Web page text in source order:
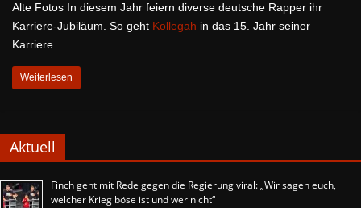
Alte Fotos In diesem Jahr feiern diverse deutsche Rapper ihr
Karriere-Jubiläum. So geht Kollegah in das 15. Jahr seiner
Karriere
Weiterlesen
Aktuell
Finch geht mit Rede gegen die Regierung viral: „Wir sagen euch,
welcher Krieg böse ist und wer nicht“